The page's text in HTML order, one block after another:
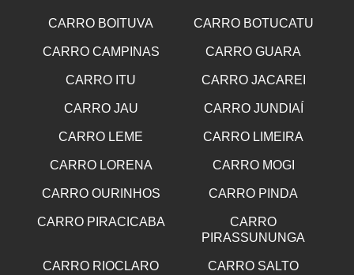
CARRO BOITUVA CARRO BOTUCATU
CARRO CAMPINAS CARRO GUARA
CARRO ITU CARRO JACAREI
CARRO JAU CARRO JUNDIAÍ
CARRO LEME CARRO LIMEIRA
CARRO LORENA CARRO MOGI
CARRO OURINHOS CARRO PINDA
CARRO PIRACICABA
CARRO
PIRASSUNUNGA
CARRO RIOCLARO CARRO SALTO